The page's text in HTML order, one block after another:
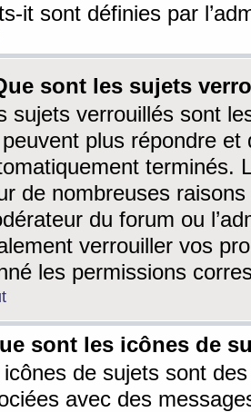
it sont définies par
sont les sujets
sujets verrouillés sont
plus répondre
terminés.
de nombreuses
du forum ou
verrouiller vos
les permissions
sont les icônes de
icônes de sujets sont
avec des